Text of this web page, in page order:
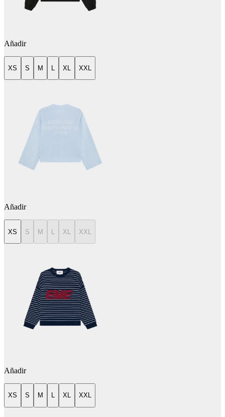
Añadir
XS S M L XL XXL
Añadir
XS S M XL XXL
Añadir
XS S M L XL XXL